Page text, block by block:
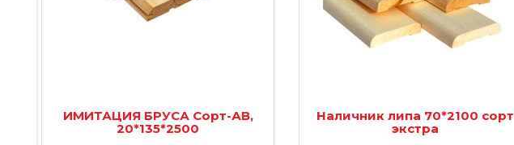
ИМИТАЦИЯ БРУСА Сорт-АВ,
20*135*2500
Наличник липа 70*2100 сорт
экстра